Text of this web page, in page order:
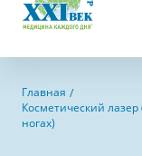
Главная
Косметический
ногах)